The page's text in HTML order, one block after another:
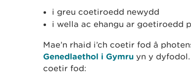
i greu coetiroedd newydd
i wella ac ehangu ar goetiroedd
Mae’n rhaid i’ch coetir fod â
Genedlaethol i Gymru yn y
coetir fod: